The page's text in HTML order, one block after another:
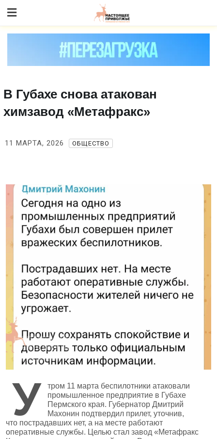
to content
В Губахе снова атакован
химзавод «Метафракс»
11 МАРТА, 2026 ОБЩЕСТВО
У
тром 11 марта беспилотники атаковали
промышленное предприятие в Губахе
Пермского края. Губернатор Дмитрий
Махонин подтвердил прилет, уточнив,
что пострадавших нет, а на месте работают
оперативные службы. Целью стал завод «Метафракс